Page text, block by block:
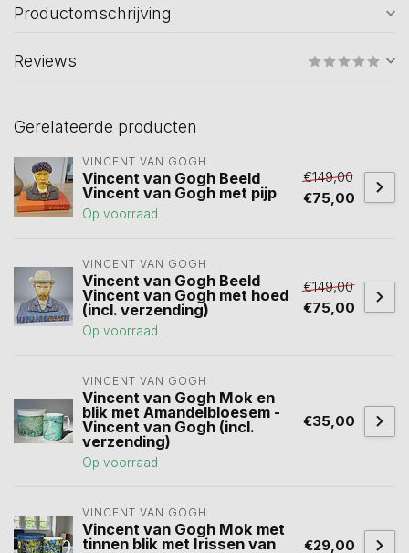
Productomschrijving
Reviews
Gerelateerde producten
VINCENT VAN GOGH
Vincent van Gogh Beeld
Vincent van Gogh met pijp
Op voorraad
€149,00
€75,00
VINCENT VAN GOGH
Vincent van Gogh Beeld
Vincent van Gogh met hoed
(incl. verzending)
Op voorraad
€149,00
€75,00
VINCENT VAN GOGH
Vincent van Gogh Mok en
blik met Amandelbloesem -
Vincent van Gogh (incl.
verzending)
Op voorraad
€35,00
VINCENT VAN GOGH
Vincent van Gogh Mok met
tinnen blik met Irissen van
€29,00